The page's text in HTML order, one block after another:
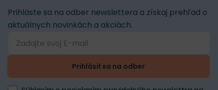
Prihláste sa na odber newslettera a získaj prehľad o
aktuálnych novinkách a akciách.
Prihlásiť sa na odber